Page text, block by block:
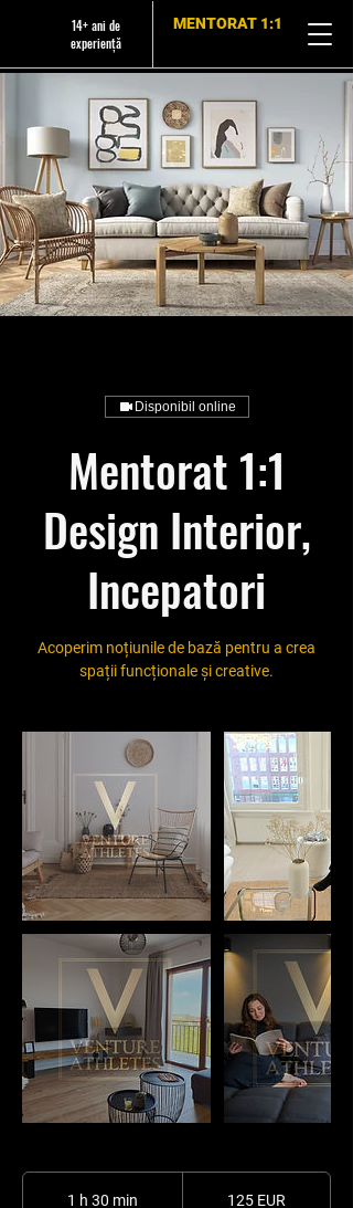
14+ ani de
experiență
MENTORAT 1:1
Disponibil online
Mentorat 1:1
Design Interior,
Incepatori
Acoperim noțiunile de bază pentru a crea
spații funcționale și creative.
1 h 30 min 125 EUR